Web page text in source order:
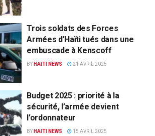
Trois soldats des Forces
Armées d’Haïti tués dans une
embuscade à Kenscoff
BY HAITI NEWS 21 AVRIL 2025
Budget 2025 : priorité à la
sécurité, l’armée devient
l’ordonnateur
BY HAITI NEWS 15 AVRIL 2025